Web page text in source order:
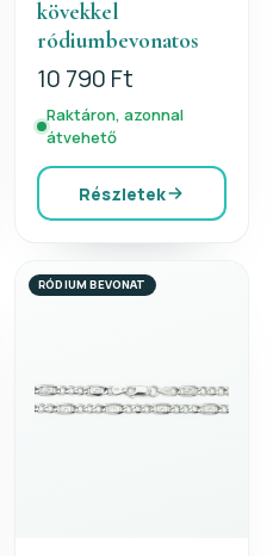
kövekkel
ródiumbevonatos
10 790 Ft
Raktáron, azonnal
átvehető
Részletek
RÓDIUM BEVONAT